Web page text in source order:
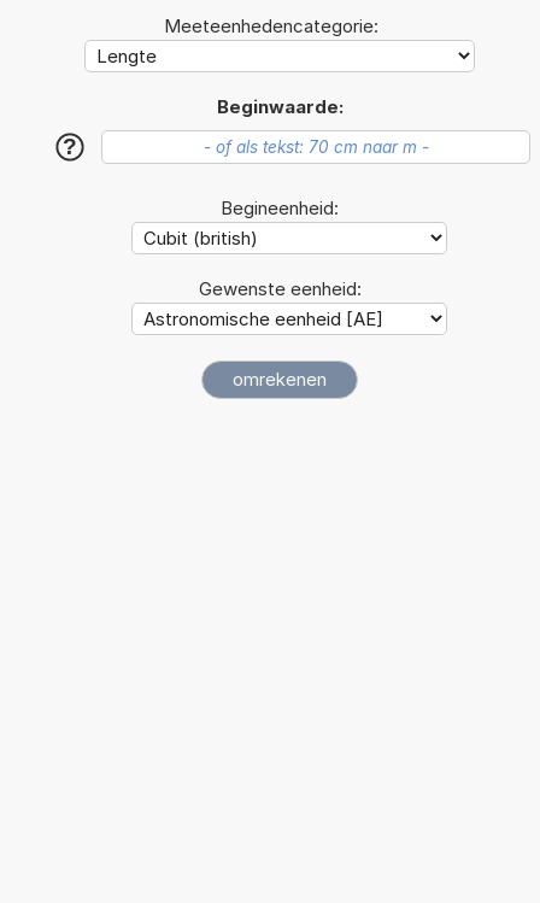
Meeteenhedencategorie:
Beginwaarde:
?
Begineenheid:
Gewenste eenheid: